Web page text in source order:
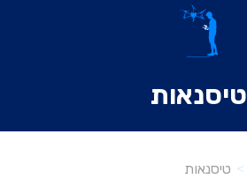
טיסנאות
טיסנאות